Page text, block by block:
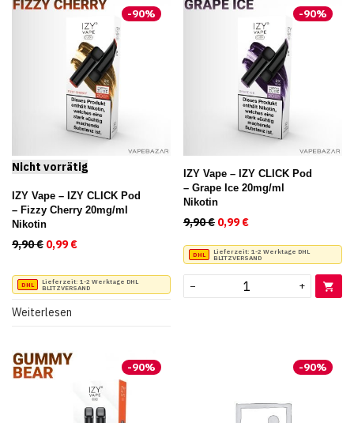
-90%
IZY Vape – IZY CLICK Pod
– Fizzy Cherry 20mg/ml
Nikotin
9,90€ Ursprünglicher Preis war: 9,90 €
0,99€ Aktueller Preis ist: 0,99 €.
Lieferzeit: 1-2 Werktage DHL
BLITZVERSAND
Weiterlesen
-90%
IZY Vape – IZY CLICK Pod
– Grape Ice 20mg/ml
Nikotin
9,90€ Ursprünglicher Preis
0,99€
Lieferzeit: 1-2 Werktage DHL
BLITZVERSAND
− +
-90% -90%